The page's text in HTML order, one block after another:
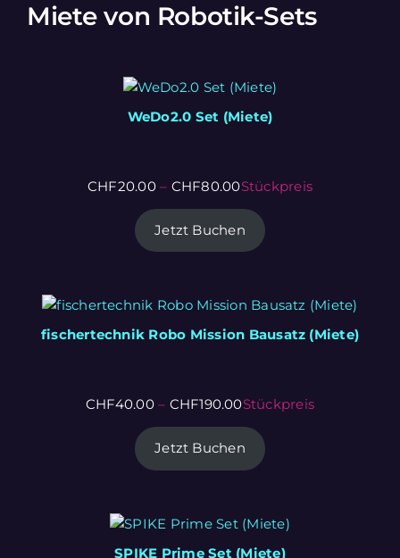
Miete von Robotik-Sets
WeDo2.0 Set (Miete)
CHF20.00– CHF80.00Stückpreis
Jetzt Buchen
fischertechnik Robo Mission Bausatz (Miete)
CHF40.00– CHF190.00Stückpreis
Jetzt Buchen
SPIKE Prime Set (Miete)